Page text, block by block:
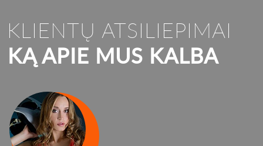
KLIENTŲ ATSILIEPIMAI
KĄ APIE MUS KALBA